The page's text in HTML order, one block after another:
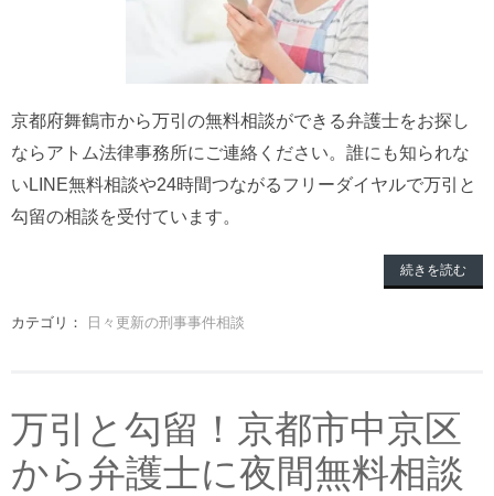
京都府舞鶴市から万引の無料相談ができる弁護士をお探し
ならアトム法律事務所にご連絡ください。誰にも知られな
いLINE無料相談や24時間つながるフリーダイヤルで万引と
勾留の相談を受付ています。
続きを読む
カテゴリ： 日々更新の刑事事件相談
万引と勾留！京都市中京区
から弁護士に夜間無料相談